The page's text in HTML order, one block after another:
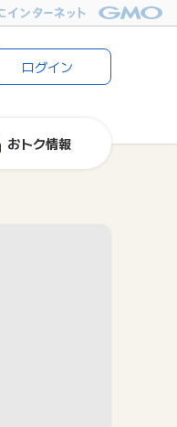
ログイン
おトク情報